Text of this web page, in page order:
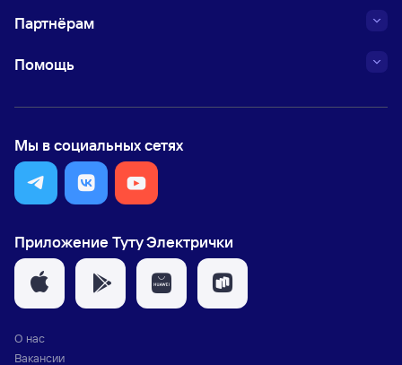
Партнёрам
Помощь
Мы в социальных сетях
Приложение Туту Электрички
О нас
Вакансии